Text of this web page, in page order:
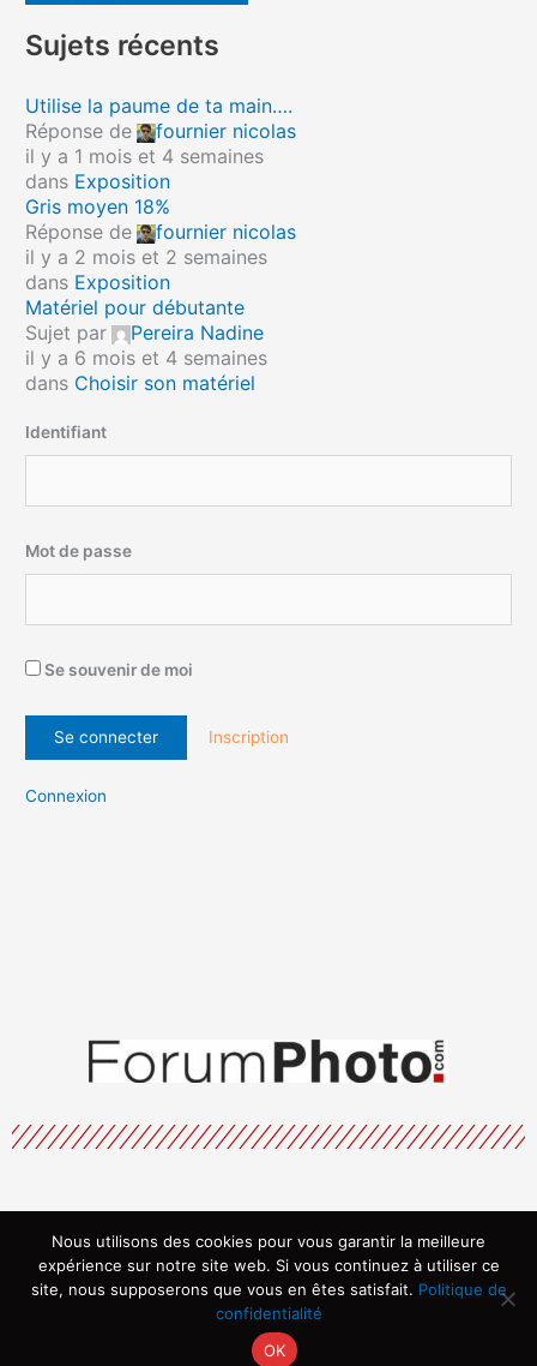
Sujets récents
Utilise la paume de ta main….
Réponse de
fournier nicolas
il y a 1 mois et 4 semaines
dans Exposition
Gris moyen 18%
Réponse de
fournier nicolas
il y a 2 mois et 2 semaines
dans Exposition
Matériel pour débutante
Sujet par
Pereira Nadine
il y a 6 mois et 4 semaines
dans Choisir son matériel
Identifiant
Mot de passe
Se souvenir de moi
Inscription
Connexion
Menu
Copyright © 2026 | Propulsé par ARVIA
Nous utilisons des cookies pour vous garantir la meilleure
expérience sur notre site web. Si vous continuez à utiliser ce
site, nous supposerons que vous en êtes satisfait. Politique de
confidentialité
OK